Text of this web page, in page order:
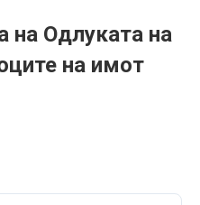
на Одлуката на
на имот